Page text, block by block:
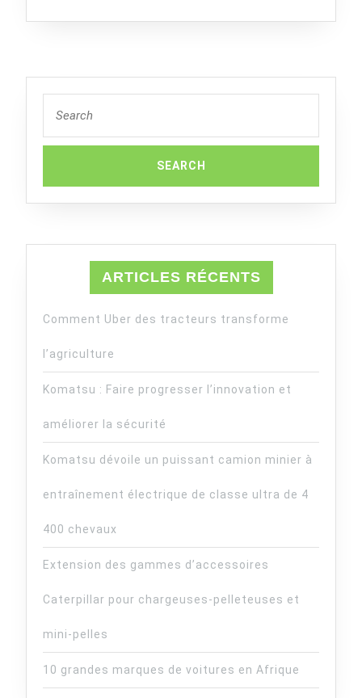
DE
MONDE
for:
ARTICLES RÉCENTS
Comment Uber des tracteurs transforme
l’agriculture
Komatsu : Faire progresser l’innovation et
améliorer la sécurité
Komatsu dévoile un puissant camion minier à
entraînement électrique de classe ultra de 4
400 chevaux
Extension des gammes d’accessoires
Caterpillar pour chargeuses-pelleteuses et
mini-pelles
10 grandes marques de voitures en Afrique